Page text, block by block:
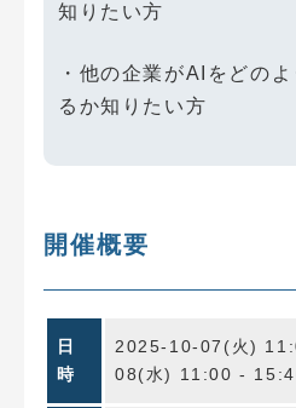
知りたい方
・他の企業がAIをどの
るか知りたい方
開催概要
日
時
2025-10-07(火)
08(水) 11:00 -